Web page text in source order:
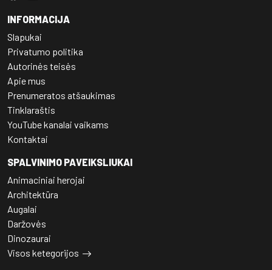
INFORMACIJA
Slapukai
Privatumo politika
Autorinės teisės
Apie mus
Prenumeratos atšaukimas
Tinklaraštis
YouTube kanalai vaikams
Kontaktai
SPALVINIMO PAVEIKSLIUKAI
Animaciniai herojai
Architektūra
Augalai
Daržovės
Dinozaurai
Visos ketegorijos